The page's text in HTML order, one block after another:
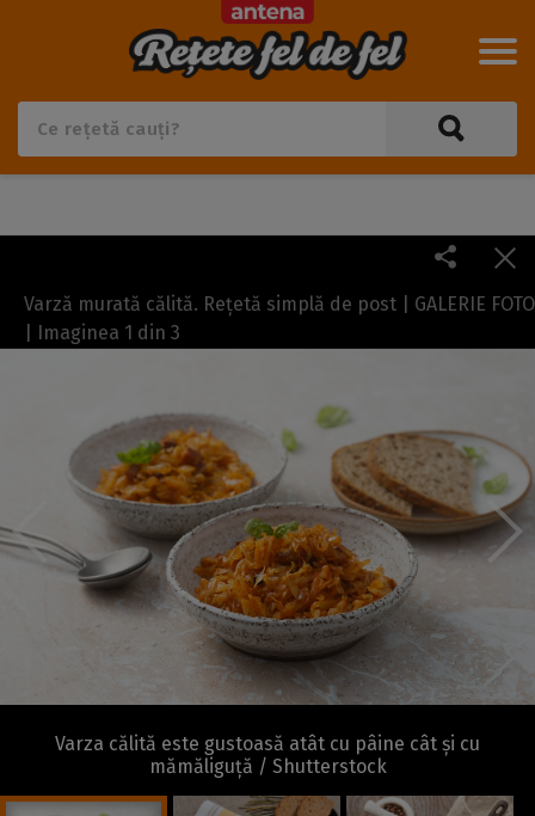
Varză murată călită. Rețetă simplă de post | GALERIE FOTO
| Imaginea 1 din 3
Varza călită este gustoasă atât cu pâine cât și cu
mămăliguță / Shutterstock